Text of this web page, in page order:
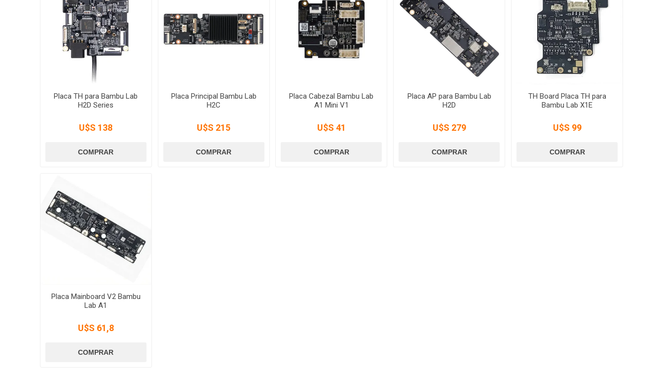
Placa TH para Bambu Lab
H2D Series
U$S 138
Placa Principal Bambu Lab
H2C
U$S 215
Placa Cabezal Bambu Lab
A1 Mini V1
U$S 41
Placa AP para Bambu Lab
H2D
U$S 279
TH Board Placa TH para
Bambu Lab X1E
U$S 99
Placa Mainboard V2 Bambu
Lab A1
U$S 61,8